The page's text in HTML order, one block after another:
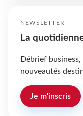
NEWSLETTER
La
Débrief
nouveautés
Je m'inscris